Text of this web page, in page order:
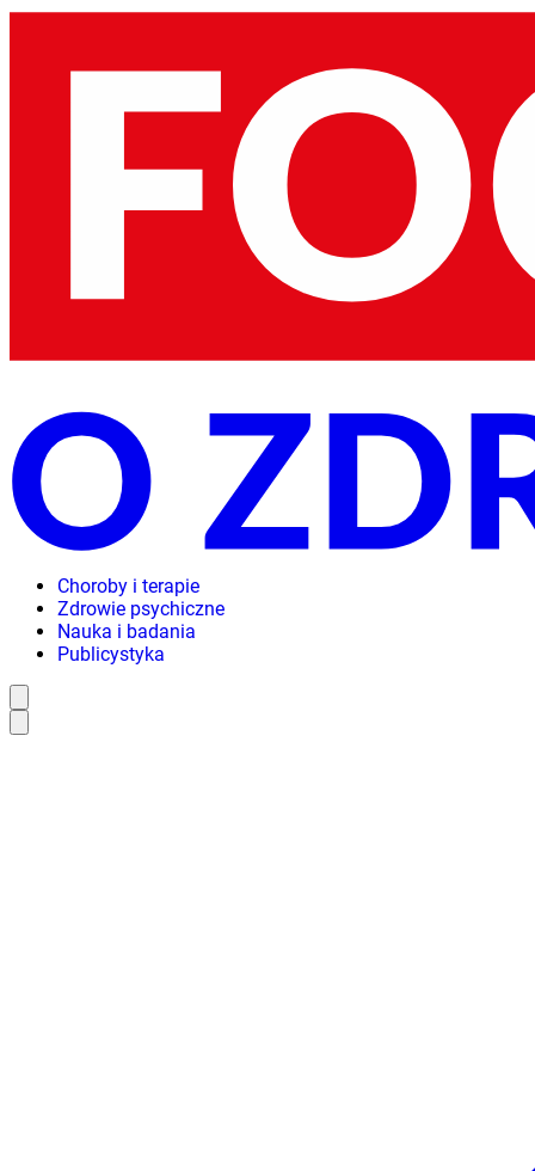
Choroby i terapie
Zdrowie psychiczne
Nauka i badania
Publicystyka